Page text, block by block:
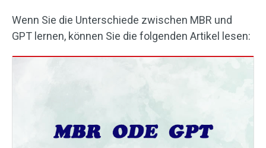
Wenn Sie die Unterschiede zwischen MBR und
GPT lernen, können Sie die folgenden Artikel lesen: